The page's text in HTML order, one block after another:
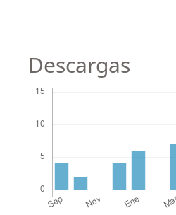
Descargas